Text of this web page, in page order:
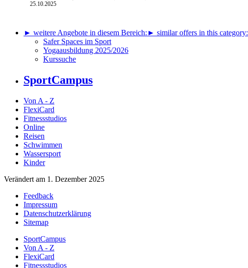
25.10.2025
► weitere Angebote in diesem Bereich: ► similar offers in this category:
Safer Spaces im Sport
Yogaausbildung 2025/2026
Kurssuche
SportCampus
Von A - Z
FlexiCard
Fitnessstudios
Online
Reisen
Schwimmen
Wassersport
Kinder
Verändert am 1. Dezember 2025
Feedback
Impressum
Datenschutzerklärung
Sitemap
SportCampus
Von A - Z
FlexiCard
Fitnessstudios